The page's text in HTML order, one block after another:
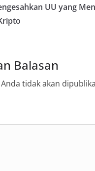
UU yang
Balasan
tidak akan